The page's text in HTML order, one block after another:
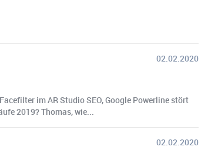
02.02.2020
im AR Studio SEO, Google Powerline stört
2019? Thomas, wie...
02.02.2020